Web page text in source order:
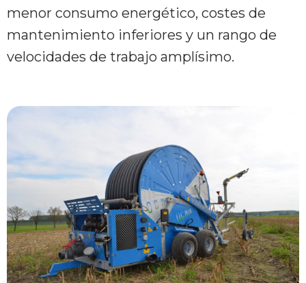
menor consumo energético, costes de
mantenimiento inferiores y un rango de
velocidades de trabajo amplísimo.